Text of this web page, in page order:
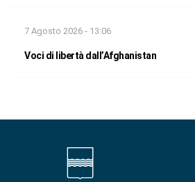
7 Agosto 2026 - 13:06
Voci di libertà dall’Afghanistan